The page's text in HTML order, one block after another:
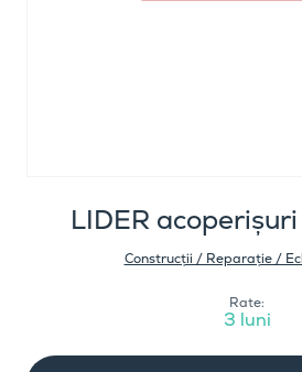
LIDER
Construcții / Reparație /
Rate:
3 luni